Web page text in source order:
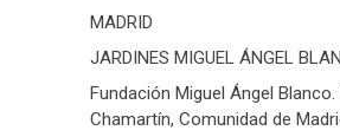
MADRID
JARDINES MIGUEL ÁNGEL
Fundación Miguel Ángel
Chamartín, Comunidad de